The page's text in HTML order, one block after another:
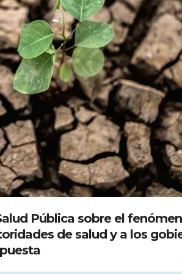
Pública sobre el
de salud y a los